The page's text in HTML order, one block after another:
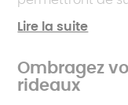
créerez une zone
vous permettent
Avouez, vous
vérandapour ne
Lire la suite
Ombragez
rideaux